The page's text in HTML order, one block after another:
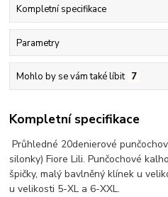
Kompletní specifikace
Parametry
Mohlo by se vám také líbit 7
Kompletní specifikace
Průhledné 20denierové
silonky) Fiore Lili. Punčochové
špičky, malý bavlněný klínek u
u velikosti 5-XL a 6-XXL.